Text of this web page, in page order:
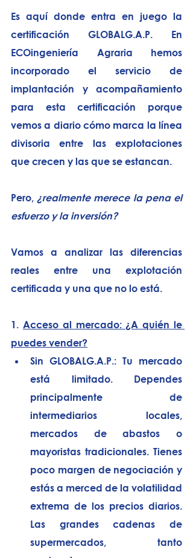
Es aquí donde entra en juego la
certificación GLOBALG.A.P.
ECOingeniería Agraria hemos
incorporado el servicio de
implantación y acompañamiento
para esta certificación porque
vemos a diario cómo marca la línea
divisoria entre las explotaciones
que crecen y las que se estancan.
Pero, ¿realmente merece la pena el
esfuerzo y la inversión?
Vamos a analizar las diferencias
reales entre una explotación
certificada y una que no lo está.
1. Acceso al mercado: ¿A quién le
puedes vender?
Sin GLOBALG.A.P.: Tu mercado
está limitado. Dependes
principalmente de
intermediarios locales,
mercados de abastos o
mayoristas tradicionales. Tienes
poco margen de negociación y
estás a merced de la volatilidad
extrema de los precios diarios.
Las grandes cadenas de
supermercados, tanto